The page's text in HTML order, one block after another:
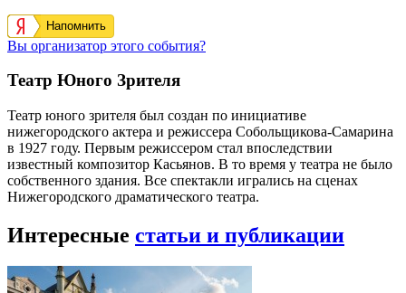
Напомнить
Вы организатор этого события?
Театр Юного Зрителя
Театр юного зрителя был создан по инициативе
нижегородского актера и режиссера Собольщикова-Самарина
в 1927 году. Первым режиссером стал впоследствии
известный композитор Касьянов. В то время у театра не было
собственного здания. Все спектакли игрались на сценах
Нижегородского драматического театра.
Интересные статьи и публикации